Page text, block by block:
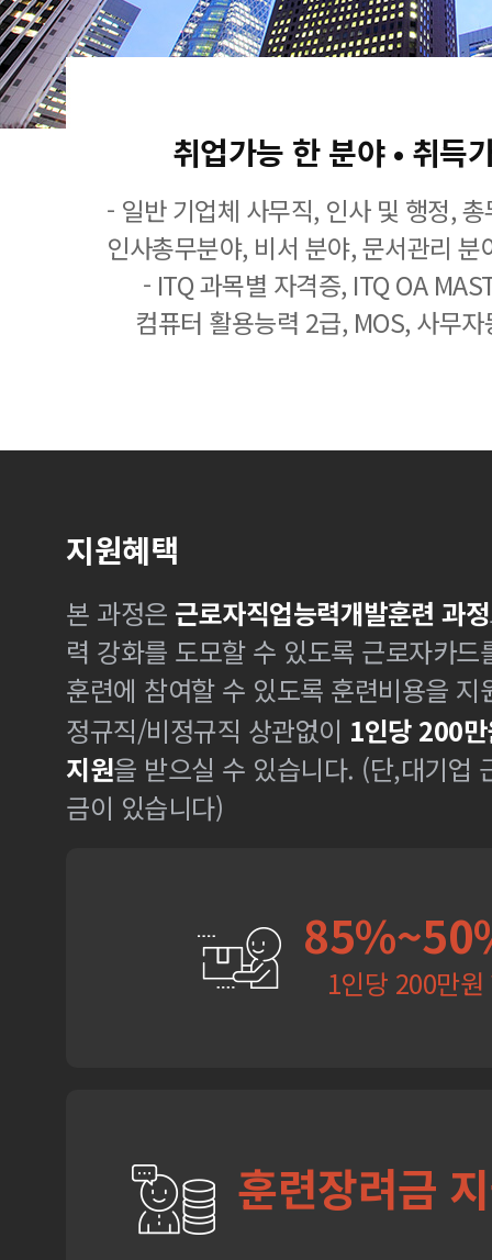
취업가능 한 분야 • 취득
- 일반 기업체 사무직, 인사 및 행정,
인사총무분야, 비서 분야, 문서관리
- ITQ 과목별 자격증, ITQ OA
컴퓨터 활용능력 2급, MOS, 사무
지원혜택
본 과정은 근로자직업능력개발훈련 과정
력 강화를 도모할 수 있도록 근로자카
훈련에 참여할 수 있도록 훈련비용을 지
정규직/비정규직 상관없이 1인당 200
지원을 받으실 수 있습니다. (단,대기업
금이 있습니다)
1인당 200만원
훈련장려금